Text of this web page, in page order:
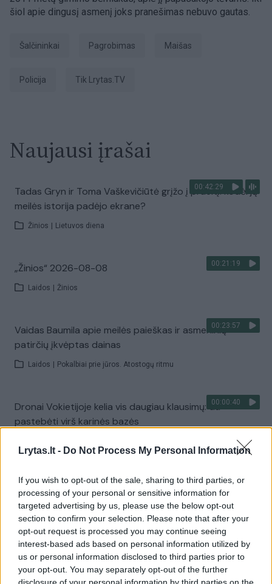
Lrytas.lt - Do Not Process My Personal Information
If you wish to opt-out of the sale, sharing to third parties, or
processing of your personal or sensitive information for
targeted advertising by us, please use the below opt-out
section to confirm your selection. Please note that after your
opt-out request is processed you may continue seeing
interest-based ads based on personal information utilized by
us or personal information disclosed to third parties prior to
your opt-out. You may separately opt-out of the further
šiol apie dingusį asmenį joks pranešimas nebuvo gautas.
Šalčininkai Pagrobimas maišas
Policija tik Lrytas.TV
Naujausi įrašai
00:42:29
Tadas Gryn ir Toma Vaškevičiūtė grįžo į praeitį: kodėl jų
meilės istorija padėjo ekrane?
Žinios Lietuvos diena
00:21:19
„Žinios“ 2026-08-08
Laidos Žinios
00:23:57
Vaidas Baumila apie meilės paieškas ir asmeninių
patirčių įkvėptas dainas
Laidos Pokalbiai prie jūros. Atostogų ritmu
00:00:40
Dronai Vokietijoje kelia vis daugiau klausimų: du
pastebėti virš karinės bazės
Visi įrašai
Žiūrimiausi įrašai
00:00:30